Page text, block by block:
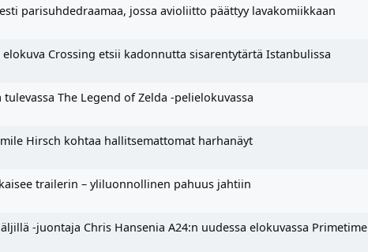
parisuhdedraamaa, jossa avioliitto päättyy lavakomiikkaan
elokuva Crossing etsii kadonnutta sisarentytärtä Istanbulissa
The Legend of Zelda -pelielokuvassa
Hirsch kohtaa hallitsemattomat harhanäyt
trailerin – yliluonnollinen pahuus jahtiin
-juontaja Chris Hansenia A24:n uudessa elokuvassa Primetime